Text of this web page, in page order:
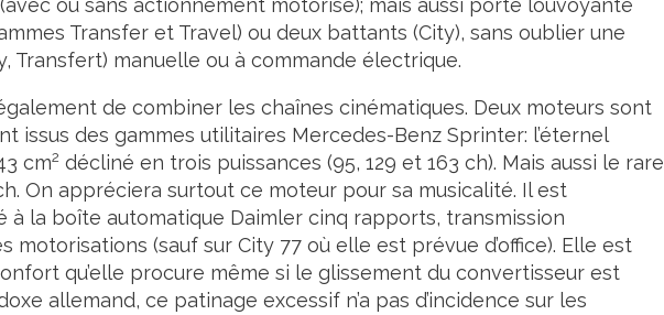
ou sans actionnement motorisé); mais aussi porte louvoyante
Transfer et Travel) ou deux battants (City), sans oublier une
Transfert) manuelle ou à commande électrique.
de combiner les chaînes cinématiques. Deux moteurs sont
issus des gammes utilitaires Mercedes-Benz Sprinter: l’éternel
cm2 décliné en trois puissances (95, 129 et 163 ch). Mais aussi le rare
On appréciera surtout ce moteur pour sa musicalité. Il est
à la boîte automatique Daimler cinq rapports, transmission
motorisations (sauf sur City 77 où elle est prévue d’office). Elle est
qu’elle procure même si le glissement du convertisseur est
allemand, ce patinage excessif n’a pas d’incidence sur les